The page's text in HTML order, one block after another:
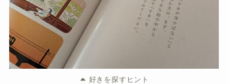
好きを探すヒント